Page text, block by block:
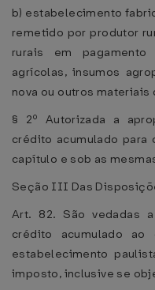
b) estabelecimento
remetido por produtor
rurais em
agrícolas, insumos
nova ou outros materiais
§ 2º Autorizada a
crédito acumulado
capítulo e sob as
Seção III Das
Art. 82. São vedadas
crédito acumulado ao
estabelecimento
imposto, inclusive se